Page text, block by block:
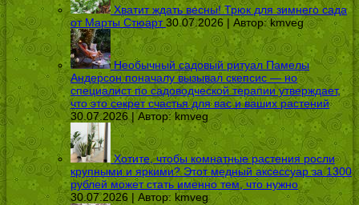
Хватит ждать весны! Трюк для зимнего сада
от Марты Стюарт 30.07.2026 | Автор:kmveg
Необычный садовый ритуал Памелы
Андерсон поначалу вызывал скепсис — но
специалист по садоводческой терапии утверждает,
что это секрет счастья для вас и ваших растений
30.07.2026 | Автор:kmveg
Хотите, чтобы комнатные растения росли
крупными и яркими? Этот медный аксессуар за 1300
рублей может стать именно тем, что нужно
30.07.2026 | Автор: kmveg